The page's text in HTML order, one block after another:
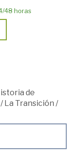
48 horas
de
/La Transición /